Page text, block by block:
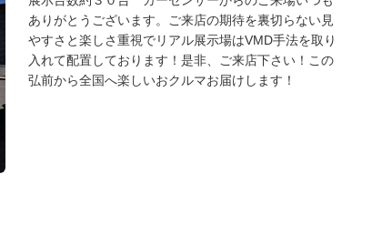
ありがとうございます。ご来店の期待を裏切らない見
やすさと楽しさ重視でリアル展示場はVMD手法を取り
入れて配置しております！是非、ご来店下さい！この
弘前から全国へ楽しいおクルマお届けします！